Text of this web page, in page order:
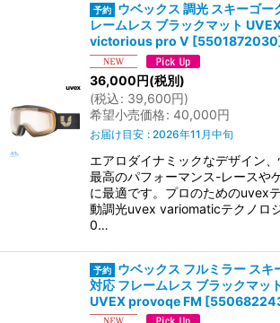
ウベックス 調光 スキーゴー
レームレス ブラックマット
victorious pro V [5501872030
36,000円(税別)
(税込: 39,600円)
希望小売価格: 40,000円
お届け目安 : 2026年11月中旬
エアロダイナミックなデザイン
最高のパフォーマンス-レースや
に最適です。プロのためのuvex
動調光uvex variomaticテクノロ
0…
ウベックス フルミラー スキ
対応 フレームレス ブラックマッ
UVEX provoqe FM [